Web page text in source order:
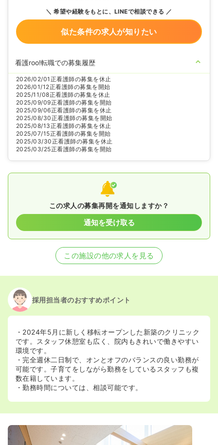
希望や経験をもとに、LINEで相談できる
似た条件の求人が知りたい
看護roo!転職での募集履歴
2026/02/01 正看護師の募集を休止
2026/01/12正看護師の募集を開始
2025/11/08正看護師の募集を休止
2025/09/09正看護師の募集を開始
2025/09/06正看護師の募集を休止
2025/08/30正看護師の募集を開始
2025/08/13正看護師の募集を休止
2025/07/15正看護師の募集を開始
2025/03/30正看護師の募集を休止
2025/03/25正看護師の募集を開始
この求人の募集再開を通知しますか？
通知を受け取る
この施設の他の求人を見る
採用担当者のおすすめポイント
・2024年5月に新しく移転オープンした新築のクリニック
です。スタッフ休憩室も広く、院内もきれいで働きやすい
環境です。
・完全週休二日制で、オンとオフのバランスの良い勤務が
可能です。子育てをしながら勤務をしているスタッフも複
数在籍しています。
・勤務時間については、相談可能です。